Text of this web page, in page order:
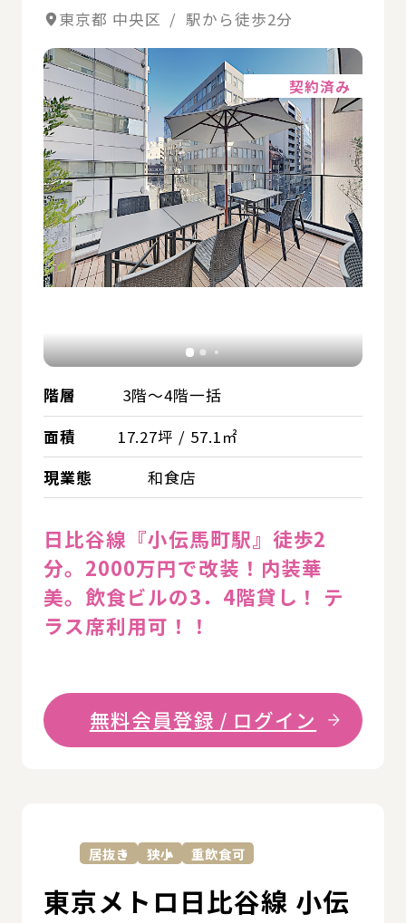
東京都 中央区 / 駅から徒歩2分
契約済み
階層
3階～4階一括
面積
17.27坪 / 57.1㎡
現業態
和食店
日比谷線『小伝馬町駅』徒歩2
分。2000万円で改装！内装華
美。飲食ビルの3．4階貸し！ テ
ラス席利用可！！
無料会員登録 / ログイン
居抜き 狭小 重飲食可
東京メトロ日比谷線 小伝